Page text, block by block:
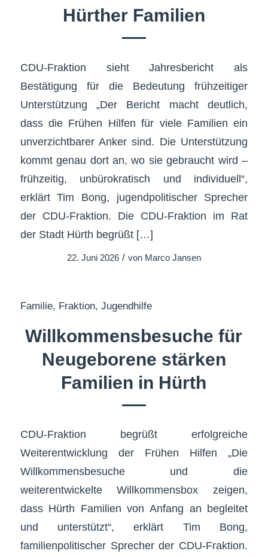
Hürther Familien
CDU-Fraktion sieht Jahresbericht als
Bestätigung für die Bedeutung frühzeitiger
Unterstützung „Der Bericht macht deutlich,
dass die Frühen Hilfen für viele Familien ein
unverzichtbarer Anker sind. Die Unterstützung
kommt genau dort an, wo sie gebraucht wird –
frühzeitig, unbürokratisch und individuell“,
erklärt Tim Bong, jugendpolitischer Sprecher
der CDU-Fraktion. Die CDU-Fraktion im Rat
der Stadt Hürth begrüßt […]
22. Juni 2026 / von Marco Jansen
Familie, Fraktion, Jugendhilfe
Willkommensbesuche für
Neugeborene stärken
Familien in Hürth
CDU-Fraktion begrüßt erfolgreiche
Weiterentwicklung der Frühen Hilfen „Die
Willkommensbesuche und die
weiterentwickelte Willkommensbox zeigen,
dass Hürth Familien von Anfang an begleitet
und unterstützt“, erklärt Tim Bong,
familienpolitischer Sprecher der CDU-Fraktion.